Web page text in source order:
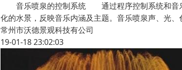
音乐喷泉的控制系统 通过程序控制系统和音乐
化的水景，反映音乐内涵及主题。音乐喷泉声、光
常州市沃德景观科技有公司
19-01-18 23:02:03